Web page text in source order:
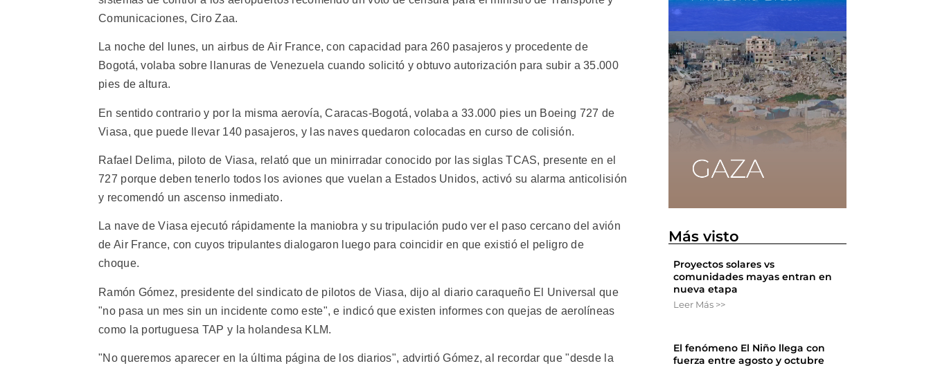
Comunicaciones, Ciro Zaa.
La noche del lunes, un airbus de Air France, con capacidad para 260 pasajeros y procedente de
Bogotá, volaba sobre llanuras de Venezuela cuando solicitó y obtuvo autorización para subir a 35.000
pies de altura.
En sentido contrario y por la misma aerovía, Caracas-Bogotá, volaba a 33.000 pies un Boeing 727 de
Viasa, que puede llevar 140 pasajeros, y las naves quedaron colocadas en curso de colisión.
Rafael Delima, piloto de Viasa, relató que un minirradar conocido por las siglas TCAS, presente en el
727 porque deben tenerlo todos los aviones que vuelan a Estados Unidos, activó su alarma anticolisión
y recomendó un ascenso inmediato.
La nave de Viasa ejecutó rápidamente la maniobra y su tripulación pudo ver el paso cercano del avión
de Air France, con cuyos tripulantes dialogaron luego para coincidir en que existió el peligro de
choque.
Ramón Gómez, presidente del sindicato de pilotos de Viasa, dijo al diario caraqueño El Universal que
"no pasa un mes sin un incidente como este", e indicó que existen informes con quejas de aerolíneas
como la portuguesa TAP y la holandesa KLM.
"No queremos aparecer en la última página de los diarios", advirtió Gómez, al recordar que "desde la
Más visto
Proyectos solares vs
comunidades mayas entran en
nueva etapa
Leer Más >>
El fenómeno El Niño llega con
fuerza entre agosto y octubre